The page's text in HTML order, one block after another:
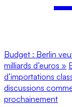
Budget : Berlin
milliards d’euros »
d’importations
discussions
prochainement